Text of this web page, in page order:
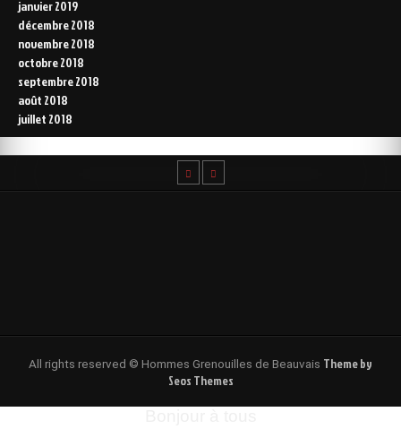
janvier 2019
décembre 2018
novembre 2018
octobre 2018
septembre 2018
août 2018
juillet 2018
All rights reserved © Hommes Grenouilles de Beauvais Theme by
Seos Themes